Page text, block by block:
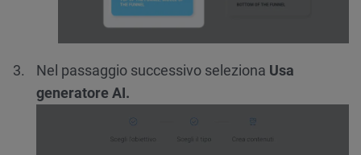
Nel passaggio successivo seleziona Usa
generatore AI.